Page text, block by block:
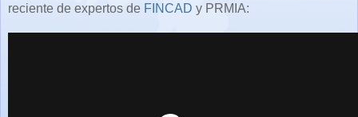
reciente de expertos de FINCAD y PRMIA: